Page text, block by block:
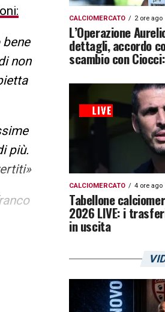
bene
non
più.
CALCIOMERCATO 2 ore ago
L’Operazione
dettagli, accordo
scambio con
CALCIOMERCATO 4 ore ago
Tabellone
2026 LIVE: i
in uscita